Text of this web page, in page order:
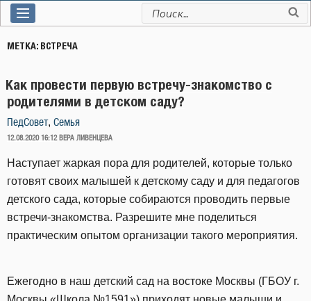
Искать:
МЕТКА: ВСТРЕЧА
Как провести первую встречу-знакомство с
родителями в детском саду?
ПедСовет, Семья
ОПУБЛИКОВАНО
12.08.2020 16:12 ВЕРА ЛИВЕНЦЕВА
Наступает жаркая пора для родителей, которые только
готовят своих малышей к детскому саду и для педагогов
детского сада, которые собираются проводить первые
встречи-знакомства. Разрешите мне поделиться
практическим опытом организации такого мероприятия.
Ежегодно в наш детский сад на востоке Москвы (ГБОУ г.